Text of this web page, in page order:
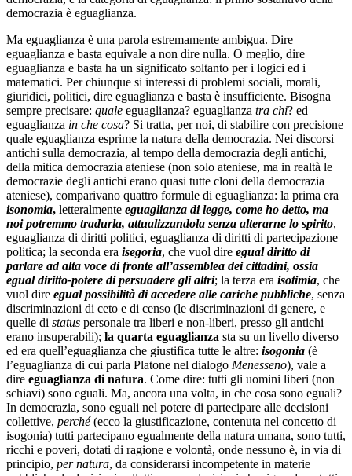
democrazia è eguaglianza.
Ma eguaglianza è una parola estremamente ambigua. Dire
eguaglianza e basta equivale a non dire nulla. O meglio, dire
eguaglianza e basta ha un significato soltanto per i logici ed i
matematici. Per chiunque si interessi di problemi sociali, morali,
giuridici, politici, dire eguaglianza e basta è insufficiente. Bisogna
sempre precisare: quale eguaglianza? eguaglianza tra chi? ed
eguaglianza in che cosa? Si tratta, per noi, di stabilire con precisione
quale eguaglianza esprime la natura della democrazia. Nei discorsi
antichi sulla democrazia, al tempo della democrazia degli antichi,
della mitica democrazia ateniese (non solo ateniese, ma in realtà le
democrazie degli antichi erano quasi tutte cloni della democrazia
ateniese), comparivano quattro formule di eguaglianza: la prima era
isonomia, letteralmente eguaglianza di legge, come ho detto, ma
noi potremmo tradurla, attualizzandola senza alterarne lo spirito,
eguaglianza di diritti politici, eguaglianza di diritti di partecipazione
politica; la seconda era isegoria, che vuol dire egual diritto di
parlare ad alta voce di fronte all’assemblea dei cittadini, ossia
egual diritto-potere di persuadere gli altri; la terza era isotimia, che
vuol dire egual possibilità di accedere alle cariche pubbliche, senza
discriminazioni di ceto e di censo (le discriminazioni di genere, e
quelle di status personale tra liberi e non-liberi, presso gli antichi
erano insuperabili); la quarta eguaglianza sta su un livello diverso
ed era quell’eguaglianza che giustifica tutte le altre: isogonia (è
l’eguaglianza di cui parla Platone nel dialogo Menesseno), vale a
dire eguaglianza di natura. Come dire: tutti gli uomini liberi (non
schiavi) sono eguali. Ma, ancora una volta, in che cosa sono eguali?
In democrazia, sono eguali nel potere di partecipare alle decisioni
collettive, perché(ecco la giustificazione, contenuta nel concetto di
isogonia) tutti partecipano egualmente della natura umana, sono tutti,
ricchi e poveri, dotati di ragione e volontà, onde nessuno è, in via di
principio, per natura, da considerarsi incompetente in materie